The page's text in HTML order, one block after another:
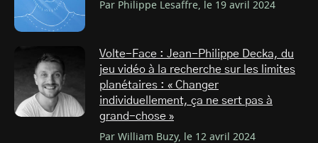
Par Philippe Lesaffre, le 19 avril 2024
Volte-Face : Jean-Philippe Decka, du
jeu vidéo à la recherche sur les limites
planétaires : « Changer
individuellement, ça ne sert pas à
grand-chose »
Par William Buzy, le 12 avril 2024